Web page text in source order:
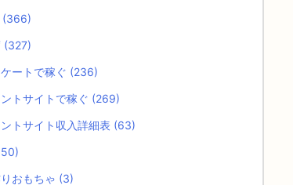
(366)
(327)
ートで稼ぐ (236)
トサイトで稼ぐ (269)
トサイト収入詳細表 (63)
おもちゃ (3)